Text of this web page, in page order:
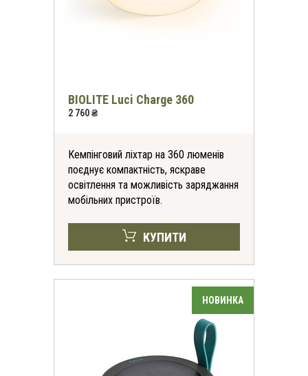
BIOLITE Luci Charge 360
2 760 ₴
Кемпінговий ліхтар на 360 люменів
поєднує компактність, яскраве
освітлення та можливість заряджання
мобільних пристроїв.
КУПИТИ